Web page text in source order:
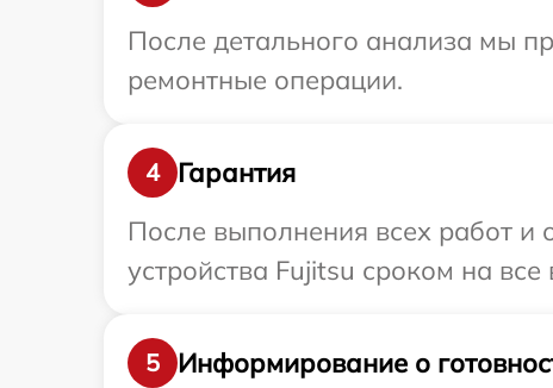
После детального анализа мы
ремонтные операции.
4
Гарантия
После выполнения всех работ
устройства Fujitsu сроком на
5
Информирование о